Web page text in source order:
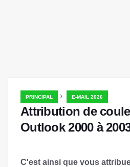
PRINCIPAL › E-MAIL 2026
Attribution de
Outlook 2000 à
C'est ainsi que vous